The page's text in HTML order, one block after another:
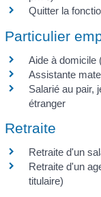
Quitter la
Particulier
Aide à domicile
Assistante
Salarié au pair,
étranger
Retraite
Retraite d'un
Retraite d'un
titulaire)